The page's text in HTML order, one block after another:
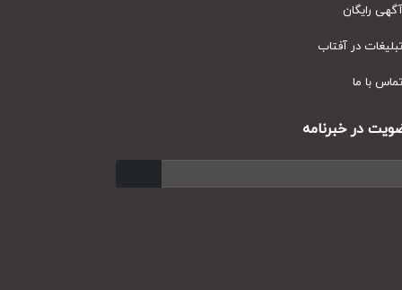
رایگان
در آفتاب
با ما
در خبرنامه